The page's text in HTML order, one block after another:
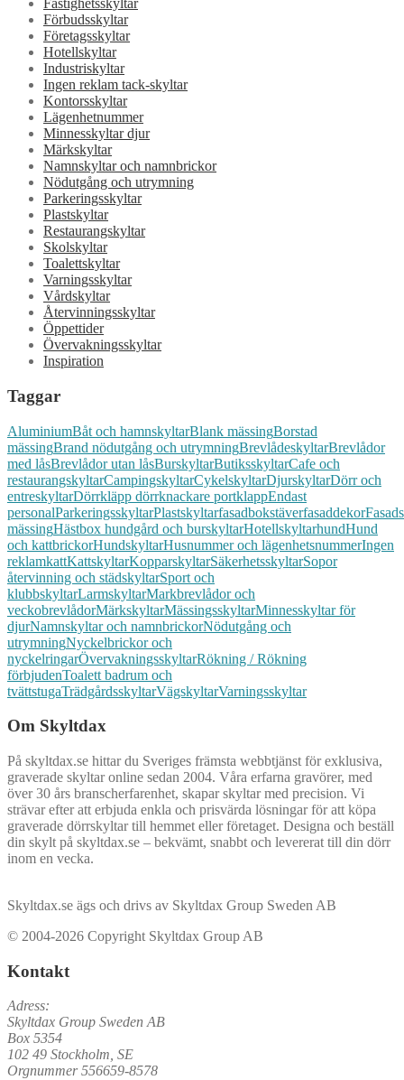
Fastighetsskyltar
Förbudsskyltar
Företagsskyltar
Hotellskyltar
Industriskyltar
Ingen reklam tack-skyltar
Kontorsskyltar
Lägenhetnummer
Minnesskyltar djur
Märkskyltar
Namnskyltar och namnbrickor
Nödutgång och utrymning
Parkeringsskyltar
Plastskyltar
Restaurangskyltar
Skolskyltar
Toalettskyltar
Varningsskyltar
Vårdskyltar
Återvinningsskyltar
Öppettider
Övervakningsskyltar
Inspiration
Taggar
AluminiumBåt och hamnskyltarBlank mässingBorstad
mässingBrand nödutgång och utrymningBrevlådeskyltarBrevlådor
med låsBrevlådor utan låsBurskyltarButiksskyltarCafe och
restaurangskyltarCampingskyltarCykelskyltarDjurskyltarDörr och
entreskyltarDörrkläpp dörrknackare portklappEndast
personalParkeringsskyltarPlastskyltarfasadbokstäverfasaddekor
mässingHästbox hundgård och burskyltarHotellskyltarhundHund
och kattbrickorHundskyltarHusnummer och lägenhetsnummerIngen
reklamkattKattskyltarKopparskyltarSäkerhetsskyltarSopor
återvinning och städskyltarSport och
klubbskyltarLarmskyltarMarkbrevlådor och
veckobrevlådorMärkskyltarMässingsskyltarMinnesskyltar för
djurNamnskyltar och namnbrickorNödutgång och
utrymningNyckelbrickor och
nyckelringarÖvervakningsskyltarRökning / Rökning
förbjudenToalett badrum och
tvättstugaTrädgårdsskyltarVägskyltarVarningsskyltar
Om Skyltdax
På skyltdax.se hittar du Sveriges främsta webbtjänst för exklusiva,
graverade skyltar online sedan 2004. Våra erfarna gravörer, med
över 30 års branscherfarenhet, skapar skyltar med precision. Vi
strävar efter att erbjuda enkla och prisvärda lösningar för att köpa
graverade dörrskyltar till hemmet eller företaget. Designa och beställ
din skylt på skyltdax.se – bekvämt, snabbt och levererat till din dörr
inom en vecka.
Skyltdax.se ägs och drivs av Skyltdax Group Sweden AB
© 2004-2026 Copyright Skyltdax Group AB
Kontakt
Adress:
Skyltdax Group Sweden AB
Box 5354
102 49 Stockholm, SE
Orgnummer 556659-8578